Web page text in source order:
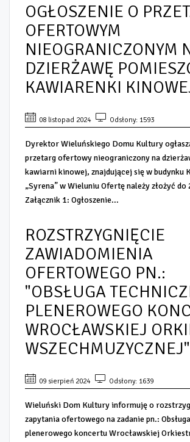
OGŁOSZENIE O
OFERTOWYM
NIEOGRANICZONYM
DZIERŻAWĘ
KAWIARENKI
08 listopad 2024 Odsłony: 1593
Dyrektor Wieluńskiego Domu Kultury
przetarg ofertowy nieograniczony na
kawiarni kinowej, znajdującej się w budynku
„Syrena” w Wieluniu Ofertę należy złożyć
Załącznik 1: Ogłoszenie...
ROZSTRZYGNIĘCIE
ZAWIADOMIENIA
OFERTOWEGO PN.:
"OBSŁUGA
PLENEROWEGO
WROCŁAWSKIEJ
WSZECHMUZYCZNEJ"
09 sierpień 2024 Odsłony: 1639
Wieluński Dom Kultury informuję o
zapytania ofertowego na zadanie pn.:
plenerowego koncertu Wrocławskiej